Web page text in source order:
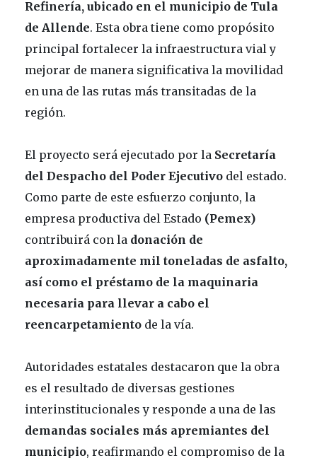
Refinería, ubicado en el municipio de Tula
de Allende. Esta obra tiene como propósito
principal fortalecer la infraestructura vial y
mejorar de manera significativa la movilidad
en una de las rutas más transitadas de la
región.
El proyecto será ejecutado por la Secretaría
del Despacho del Poder Ejecutivo del estado.
Como parte de este esfuerzo conjunto, la
empresa productiva del Estado (Pemex)
contribuirá con la donación de
aproximadamente mil toneladas de asfalto,
así como el préstamo de la maquinaria
necesaria para llevar a cabo el
reencarpetamiento de la vía.
Autoridades estatales destacaron que la obra
es el resultado de diversas gestiones
interinstitucionales y responde a una de las
demandas sociales más apremiantes del
municipio, reafirmando el compromiso de la